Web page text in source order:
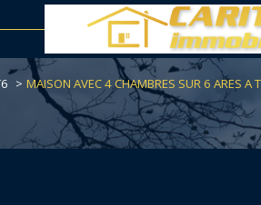
Estimer
1
LOCALISATION
voir les0
et-Saint-Hilaire
MAISON AVEC 4 CHAMBRES SUR 6 ARES A